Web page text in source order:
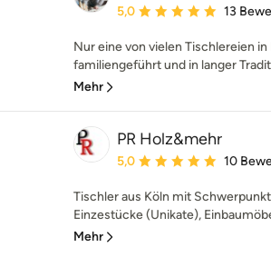
Durchschnittliche
5,0 13
Nur eine von vielen Tischlereien
familiengeführt und in langer
Mehr
PR Holz&mehr
Durchschnittliche
5,0 10
Tischler aus Köln mit
Einzestücke (Unikate),
Mehr